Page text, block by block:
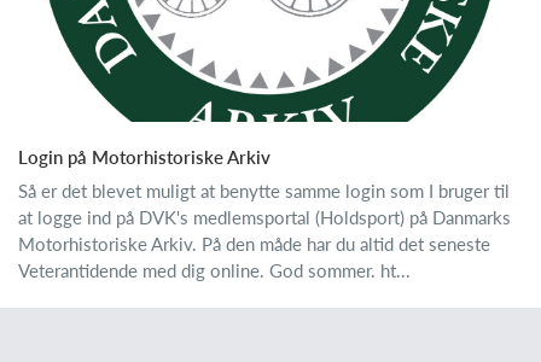
Login på Motorhistoriske Arkiv
Så er det blevet muligt at benytte samme login som I bruger til
at logge ind på DVK's medlemsportal (Holdsport) på Danmarks
Motorhistoriske Arkiv. På den måde har du altid det seneste
Veterantidende med dig online. God sommer. ht...